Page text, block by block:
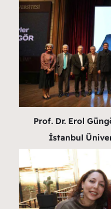
Prof. Dr. Erol
İstanbul